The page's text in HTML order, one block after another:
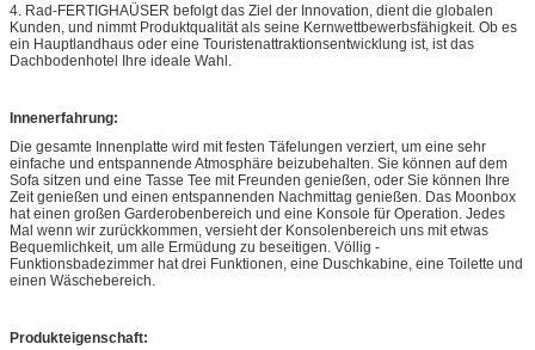
4. Rad-FERTIGHAÜSER befolgt das Ziel der Innovation, dient die globalen
Kunden, und nimmt Produktqualität als seine Kernwettbewerbsfähigkeit. Ob es
ein Hauptlandhaus oder eine Touristenattraktionsentwicklung ist, ist das
Dachbodenhotel Ihre ideale Wahl.
Innenerfahrung:
Die gesamte Innenplatte wird mit festen Täfelungen verziert, um eine sehr
einfache und entspannende Atmosphäre beizubehalten. Sie können auf dem
Sofa sitzen und eine Tasse Tee mit Freunden genießen, oder Sie können Ihre
Zeit genießen und einen entspannenden Nachmittag genießen. Das Moonbox
hat einen großen Garderobenbereich und eine Konsole für Operation. Jedes
Mal wenn wir zurückkommen, versieht der Konsolenbereich uns mit etwas
Bequemlichkeit, um alle Ermüdung zu beseitigen. Völlig -
Funktionsbadezimmer hat drei Funktionen, eine Duschkabine, eine Toilette und
einen Wäschebereich.
Produkteigenschaft: